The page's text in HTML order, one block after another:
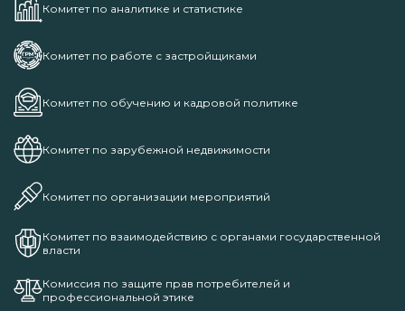
Комитет по аналитике и статистике
Комитет по работе с застройщиками
Комитет по обучению и кадровой политике
Комитет по зарубежной недвижимости
Комитет по организации мероприятий
Комитет по взаимодействию с органами государственной
власти
Комиссия по защите прав потребителей и
профессиональной этике